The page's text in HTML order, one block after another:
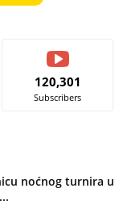
120,301
Subscribers
noćnog turnira u